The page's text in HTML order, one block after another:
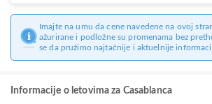
Imajte na umu da cene navedene na ovoj
ažurirane i podložne su promenama bez
se da pružimo najtačnije i aktuelnije
Informacije o letovima za Casablanca